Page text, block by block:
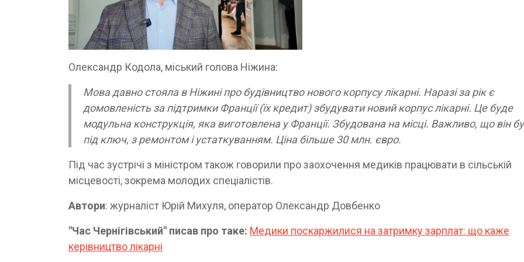
Олександр Кодола, міський голова Ніжина:
Мова давно стояла в Ніжині про будівництво нового корпусу лікарні. Наразі за рік є
домовленість за підтримки Франції (їх кредит) збудувати новий корпус лікарні. Це буде
модульна конструкція, яка виготовлена у Франції. Збудована на місці. Важливо, що він
під ключ, з ремонтом і устаткуванням. Ціна більше 30 млн. євро.
Під час зустрічі з міністром також говорили про заохочення медиків працювати в сільській
місцевості, зокрема молодих спеціалістів.
Автори: журналіст Юрій Михуля, оператор Олександр Довбенко
"Час Чернігівський" писав про таке: Медики поскаржилися на затримку зарплат: що каже
керівництво лікарні